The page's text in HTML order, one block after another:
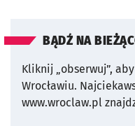
BĄDŹ NA
Kliknij „obserwuj”,
Wrocławiu.
www.wroclaw.pl